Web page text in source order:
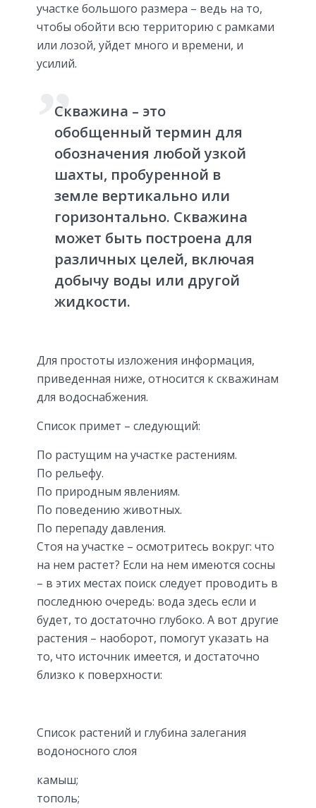
участке большого размера – ведь на то,
чтобы обойти всю территорию с рамками
или лозой, уйдет много и времени, и
усилий.
Скважина – это
обобщенный термин для
обозначения любой узкой
шахты, пробуренной в
земле вертикально или
горизонтально. Скважина
может быть построена для
различных целей, включая
добычу воды или другой
жидкости.
Для простоты изложения информация,
приведенная ниже, относится к скважинам
для водоснабжения.
Список примет – следующий:
По растущим на участке растениям.
По рельефу.
По природным явлениям.
По поведению животных.
По перепаду давления.
Стоя на участке – осмотритесь вокруг: что
на нем растет? Если на нем имеются сосны
– в этих местах поиск следует проводить в
последнюю очередь: вода здесь если и
будет, то достаточно глубоко. А вот другие
растения – наоборот, помогут указать на
то, что источник имеется, и достаточно
близко к поверхности:
Список растений и глубина залегания
водоносного слоя
камыш;
тополь;